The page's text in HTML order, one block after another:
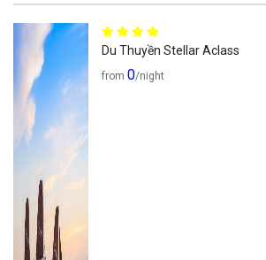
Du Thuyền Stellar Aclass
from 0/night